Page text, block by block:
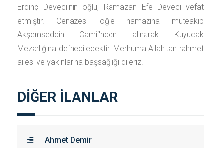
Erdinç Deveci'nin oğlu, Ramazan Efe Deveci vefat
etmiştir. Cenazesi öğle namazına müteakip
Akşemseddin Camii'nden alınarak Kuyucak
Mezarlığına defnedilecektir. Merhuma Allah'tan rahmet
ailesi ve yakınlarına başsağlığı dileriz.
DİĞER İLANLAR
Ahmet Demir